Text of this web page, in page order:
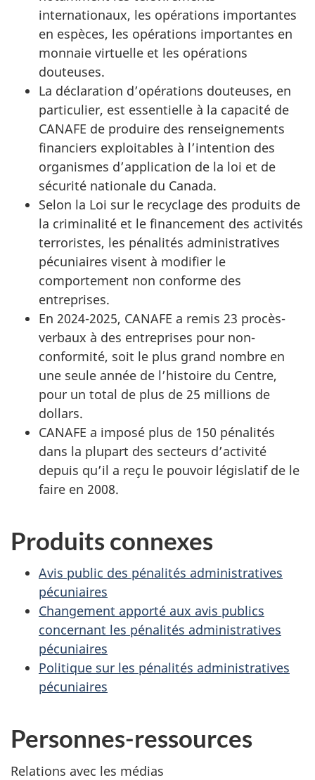
internationaux, les opérations importantes
en espèces, les opérations importantes en
monnaie virtuelle et les opérations
douteuses.
La déclaration d’opérations douteuses, en
particulier, est essentielle à la capacité de
CANAFE de produire des renseignements
financiers exploitables à l’intention des
organismes d’application de la loi et de
sécurité nationale du Canada.
Selon la Loi sur le recyclage des produits de
la criminalité et le financement des activités
terroristes, les pénalités administratives
pécuniaires visent à modifier le
comportement non conforme des
entreprises.
En 2024-2025, CANAFE a remis 23 procès-
verbaux à des entreprises pour non-
conformité, soit le plus grand nombre en
une seule année de l’histoire du Centre,
pour un total de plus de 25 millions de
dollars.
CANAFE a imposé plus de 150 pénalités
dans la plupart des secteurs d’activité
depuis qu’il a reçu le pouvoir législatif de le
faire en 2008.
Produits connexes
Avis public des pénalités administratives
pécuniaires
Changement apporté aux avis publics
concernant les pénalités administratives
pécuniaires
Politique sur les pénalités administratives
pécuniaires
Personnes-ressources
Relations avec les médias